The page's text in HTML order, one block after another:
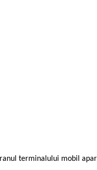
terminalului mobil